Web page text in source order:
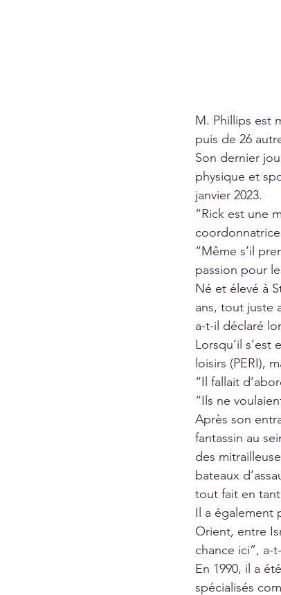
M. Phillips est
puis de 26
Son dernier
physique et
janvier 2023.
“Rick est une
“Même s’il
passion pour
Né et élevé à
ans, tout juste
a-t-il déclaré
Lorsqu’il
loisirs (PERI),
“Il fallait
“Ils ne
Après son
fantassin au
des
bateaux
tout fait en
Il a également
Orient, entre
chance ici”, a-
En 1990, il a
spécialisés